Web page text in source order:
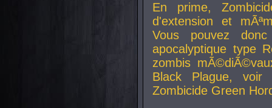
En prime,
d'extension et
Vous pouvez
apocalyptique type
zombis
Black Plague,
Zombicide Green